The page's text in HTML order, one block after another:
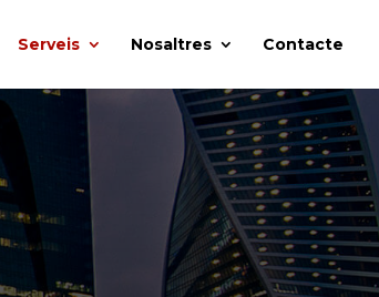
Serveis Nosaltres Contacte